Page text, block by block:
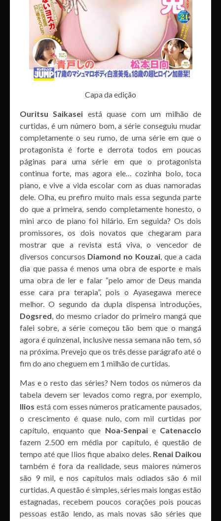
Capa da edição
Ouritsu Saikasei está quase com um milhão de
curtidas, é um número bom, a série conseguiu mudar
completamente o seu rumo, de uma série em que o
protagonista é forte e derrota todos em poucas
páginas para uma série em que o protagonista
continua forte, mas agora ele… cozinha bolo, toca
piano, e vive a vida escolar com as duas namoradas
dele. Olha, eu prefiro muito mais essa segunda parte
do que a primeira, sendo completamente honesto, o
mini arco de piano foi hilário. Em seguida? Os dois
promissores, os dois novatos que chegaram para
mostrar que a revista está viva, o vencedor de
diversos concursos Diamond no Kouzai, que a cada
dia que passa é menos uma obra de esporte e mais
uma obra de ler e falar “pelo amor de Deus manda
esse cara pra terapia”, pois o Ayasegawa merece
melhor. O segundo da dupla dispensa introduções,
Dogsred, do mesmo criador do primeiro mangá que
falei sobre, a série começou tão bem que o mangá
agora é quinzenal, inclusive nessa semana não tem, só
na próxima. Prevejo que os três desse parágrafo até o
fim do ano cheguem em 1 milhão de curtidas.
Mas e o resto das séries? Nem todos os números da
tabela devem ser levados como regra, por exemplo,
Ilios está com esses números praticamente pausados,
o crescimento é quase nulo, com mil curtidas por
capítulo, enquanto que Noa-Senpaie Catenaccio
fazem 2.500 em média por capítulo, é questão de
tempo até que Ilios fique abaixo deles. Renai Daikou
também é fora da realidade, seus maiores números
são 9 mil, e nos capítulos mais odiados são 6 mil
curtidas. A questão é simples, séries mais longas estão
estagnadas, recebem poucos corações pois poucas
pessoas estão lendo, as mais novas são séries que